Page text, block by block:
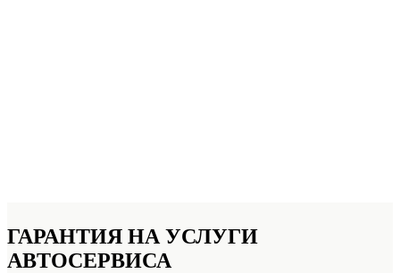
ГАРАНТИЯ НА УСЛУГИ
АВТОСЕРВИСА